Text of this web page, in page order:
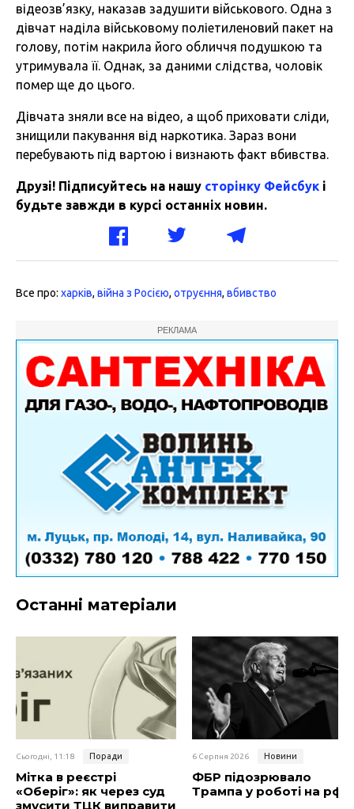
відеозв’язку, наказав задушити військового. Одна з
дівчат наділа військовому поліетиленовий пакет на
голову, потім накрила його обличчя подушкою та
утримувала її. Однак, за даними слідства, чоловік
помер ще до цього.
Дівчата зняли все на відео, а щоб приховати сліди,
знищили пакування від наркотика. Зараз вони
перебувають під вартою і визнають факт вбивства.
Друзі! Підписуйтесь на нашу сторінку Фейсбук і
будьте завжди в курсі останніх новин.
Все про: харків, війна з Росією, отруєння, вбивство
РЕКЛАМА
Останні матеріали
Сьогодні, 11:18 Поради
Мітка в реєстрі
«Оберіг»: як через суд
змусити ТЦК виправити
6 Серпня 2026 Новини
ФБР підозрювало
Трампа у роботі на рф